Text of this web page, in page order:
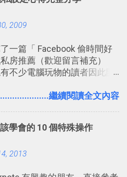
一項很實用的設定是新增
可以 事先審查 朋友「標籤
，決定要不要讓其他朋友看
訊息中，或是想把你標籤在
，現在你都多了一個「事先
機制，可以決定這些你被標籤
從而禁止可能的祕密被你其他
2009
一篇「 Facebook 偷時間好
房推薦（歡迎留言補充）
有不少電腦玩物的讀者因此開
確 實是目前最好的社群、社
聯繫： 例如你可以看到朋友
？或者有哪些朋友正熱衷於
繼續閱讀全文內容
學會的 10 個特殊操作
2013